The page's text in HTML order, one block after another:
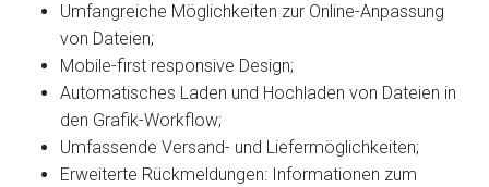
Umfangreiche Möglichkeiten zur Online-Anpassung
von Dateien;
Mobile-first responsive Design;
Automatisches Laden und Hochladen von Dateien in
den Grafik-Workflow;
Umfassende Versand- und Liefermöglichkeiten;
Erweiterte Rückmeldungen: Informationen zum